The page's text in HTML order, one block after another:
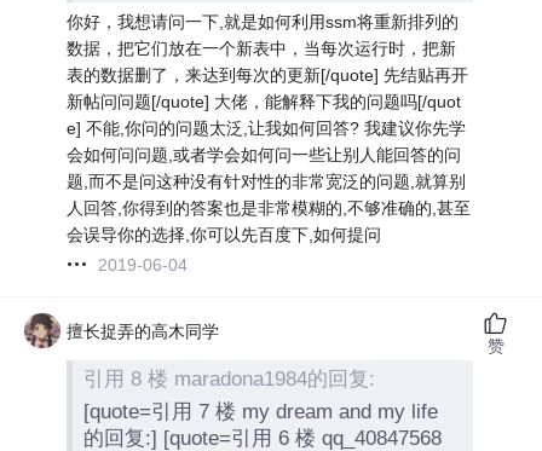
你好，我想请问一下,就是如何利用ssm将重新排列的
数据，把它们放在一个新表中，当每次运行时，把新
表的数据删了，来达到每次的更新[/quote] 先结贴再开
新帖问问题[/quote] 大佬，能解释下我的问题吗[/quot
e] 不能,你问的问题太泛,让我如何回答? 我建议你先学
会如何问问题,或者学会如何问一些让别人能回答的问
题,而不是问这种没有针对性的非常宽泛的问题,就算别
人回答,你得到的答案也是非常模糊的,不够准确的,甚至
会误导你的选择,你可以先百度下,如何提问
2019-06-04
擅长捉弄的高木同学
引用 8 楼 maradona1984的回复:
[quote=引用 7 楼 my dream and my life
的回复:] [quote=引用 6 楼 qq_40847568
赞